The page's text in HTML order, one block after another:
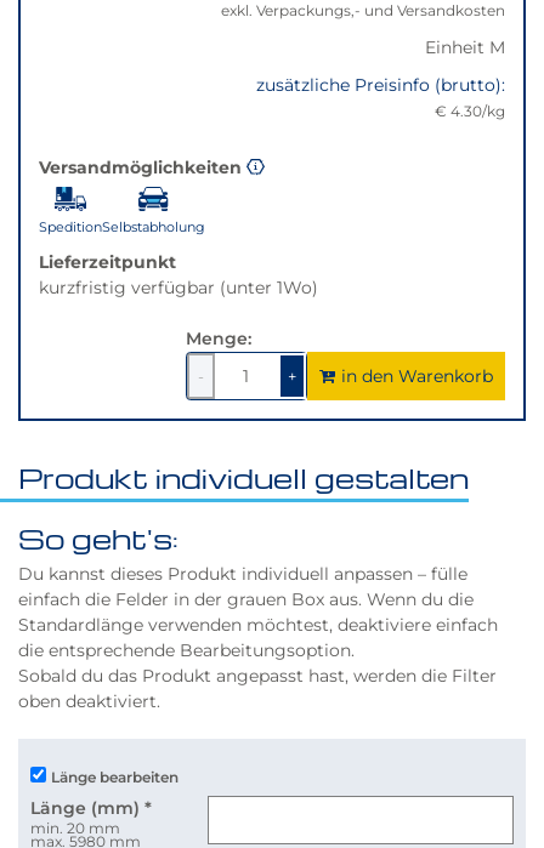
exkl. Verpackungs,- und Versandkosten
Einheit M
zusätzliche Preisinfo (brutto):
€ 4.30/kg
Versandmöglichkeiten
SpeditionSelbstabholung
Lieferzeitpunkt
kurzfristig verfügbar (unter 1Wo)
Menge:
-
1
verringern
+1um
1
erhöhen
in den Warenkorb
Produkt individuell gestalten
So geht's:
Du kannst dieses Produkt individuell anpassen – fülle
einfach die Felder in der grauen Box aus. Wenn du die
Standardlänge verwenden möchtest, deaktiviere einfach
die entsprechende Bearbeitungsoption.
Sobald du das Produkt angepasst hast, werden die Filter
oben deaktiviert.
Länge bearbeiten
Länge (mm) *
min. 20 mm
max. 5980 mm